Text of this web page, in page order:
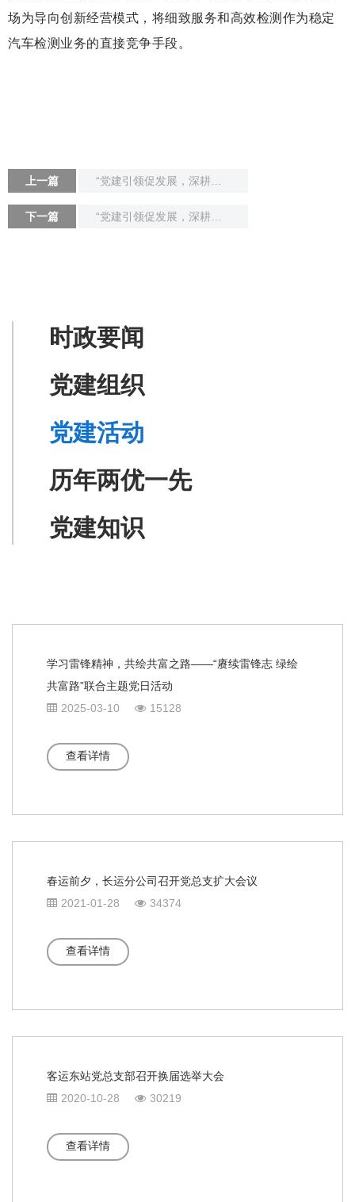
场为导向创新经营模式，将细致服务和高效检测作为稳定
汽车检测业务的直接竞争手段。
上一篇
下一篇
时政要闻
党建组织
党建活动
历年两优一先
党建知识
学习雷锋精神，共绘共富之路——“赓续雷锋志 绿绘
共富路”联合主题党日活动
2025-03-10
15128
查看详情
春运前夕，长运分公司召开党总支扩大会议
2021-01-28
34374
查看详情
客运东站党总支部召开换届选举大会
2020-10-28
30219
查看详情